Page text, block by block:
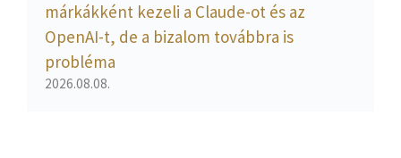
márkákként kezeli a Claude-ot és az
OpenAI-t, de a bizalom továbbra is
probléma
2026.08.08.